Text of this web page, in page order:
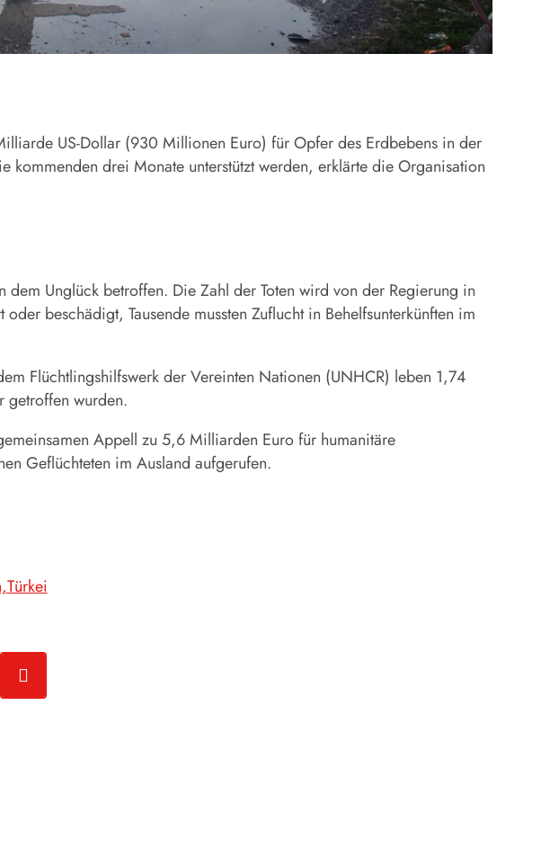
US-Dollar (930 Millionen Euro) für Opfer des Erdbebens in der
drei Monate unterstützt werden, erklärte die Organisation
Unglück betroffen. Die Zahl der Toten wird von der Regierung in
beschädigt, Tausende mussten Zuflucht in Behelfsunterkünften im
Flüchtlingshilfswerk der Vereinten Nationen (UNHCR) leben 1,74
getroffen wurden.
Appell zu 5,6 Milliarden Euro für humanitäre
Geflüchteten im Ausland aufgerufen.
Türkei